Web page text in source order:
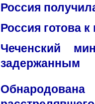
Россия
Россия готова
Чеченский
задержанным